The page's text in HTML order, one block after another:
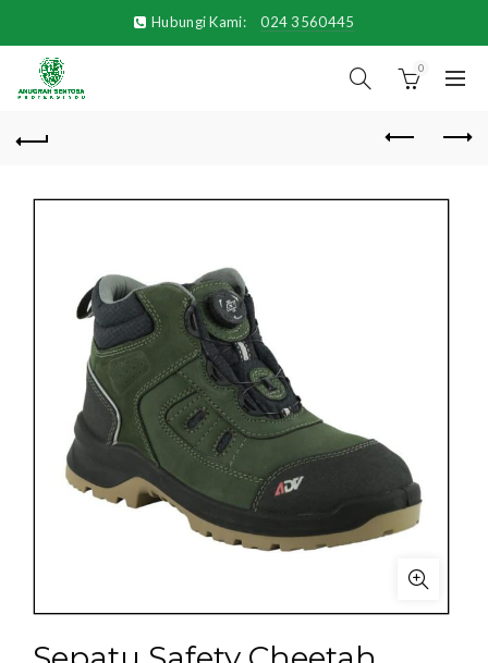
Hubungi Kami: 024 3560445
0